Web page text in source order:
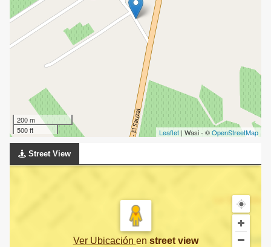
200 m
500 ft
Leaflet | Wasi - ©OpenStreetMap
Street View
Ver Ubicación en street view